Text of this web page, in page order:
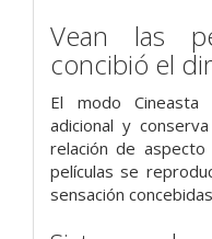
Vean las
concibió el
El modo Cineasta
adicional y
relación de
películas se
sensación